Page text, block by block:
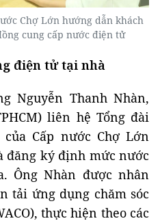
Chợ Lớn hướng dẫn khách
cung cấp nước điện tử
điện tử tại nhà
Nguyễn Thanh Nhàn,
liên hệ Tổng đài
Cấp nước Chợ Lớn
đăng ký định mức nước
Ông Nhàn được nhân
tải ứng dụng chăm sóc
thực hiện theo các